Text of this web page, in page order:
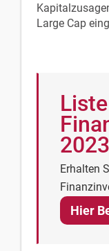
Large Cap
2023
Erhalten
Hier